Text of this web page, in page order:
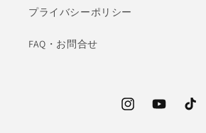
プライバシーポリシー
FAQ・お問合せ
InstagramYouTubeTikTok